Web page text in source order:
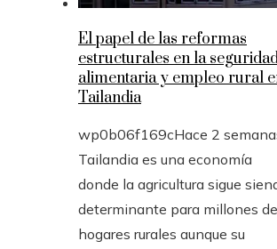
El papel de las reformas
estructurales en la
alimentaria y empleo rural
Tailandia
wp0b06f169cHace 2
Tailandia es una economía
donde la agricultura sigue
determinante para millones de
hogares rurales aunque su